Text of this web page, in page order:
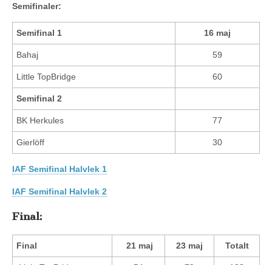
Semifinaler:
Semifinal 1 16 maj
Bahaj 59
Little TopBridge 60
Semifinal 2
BK Herkules 77
Gierlöff 30
IAF Semifinal Halvlek 1
IAF Semifinal Halvlek 2
Final:
Final 21 maj 23 maj Totalt